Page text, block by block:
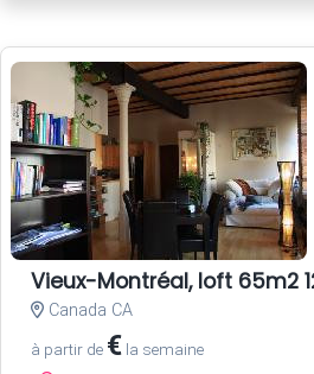
Vieux-Montréal, loft 65m2
Canada CA
à partir de € la semaine